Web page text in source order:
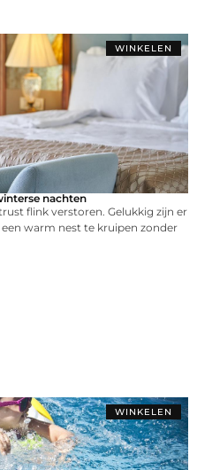
WINKELEN
nachten
flink verstoren. Gelukkig zijn er
warm nest te kruipen zonder
WINKELEN